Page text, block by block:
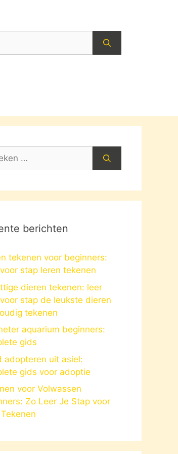
berichten
tekenen voor beginners:
stap leren tekenen
dieren tekenen: leer
stap de leukste dieren
tekenen
aquarium beginners:
gids
adopteren uit asiel:
gids voor adoptie
voor Volwassen
Zo Leer Je Stap voor